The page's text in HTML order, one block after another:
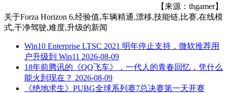
【来源：thgamer】
关于Forza Horizon 6,经验值,车辆精通,漂移,技能链,比赛,在线模
式,干净驾驶,难度,升级的新闻
Win10 Enterprise LTSC 2021 明年停止支持，微软推荐用
户升级到 Win11 2026-08-09
18年前腾讯的《QQ飞车》，一代人的青春回忆，凭什么
能火到现在？ 2026-08-09
《绝地求生》PUBG全球系列赛7总决赛第一天开赛